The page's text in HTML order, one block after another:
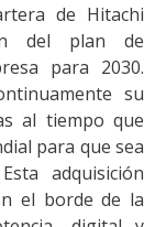
de Hitachi
del plan de
para 2030.
su
al tiempo que
para que sea
adquisición
el borde de la